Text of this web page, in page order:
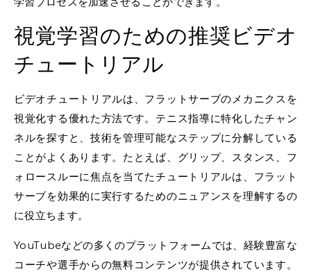
視覚学習のための推奨ビデオ
チュートリアル
ビデオチュートリアルは、フラットサーブのメカニクスを
視覚化する優れた方法です。テニス指導に特化したチャン
ネルを探すと、技術を管理可能なステップに分解している
ことがよくあります。たとえば、グリップ、スタンス、フ
ォロースルーに焦点を当てたチュートリアルは、フラット
サーブを効果的に実行するためのニュアンスを理解するの
に役立ちます。
YouTubeなどの多くのプラットフォームでは、経験豊富な
コーチや選手からの無料コンテンツが提供されています。